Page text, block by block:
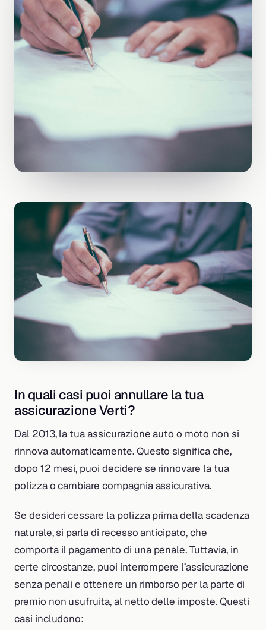
In quali casi puoi annullare la tua
assicurazione Verti?
Dal 2013, la tua assicurazione auto o moto non si
rinnova automaticamente. Questo significa che,
dopo 12 mesi, puoi decidere se rinnovare la tua
polizza o cambiare compagnia assicurativa.
Se desideri cessare la polizza prima della scadenza
naturale, si parla di recesso anticipato, che
comporta il pagamento di una penale. Tuttavia, in
certe circostanze, puoi interrompere l’assicurazione
senza penali e ottenere un rimborso per la parte di
premio non usufruita, al netto delle imposte. Questi
casi includono: